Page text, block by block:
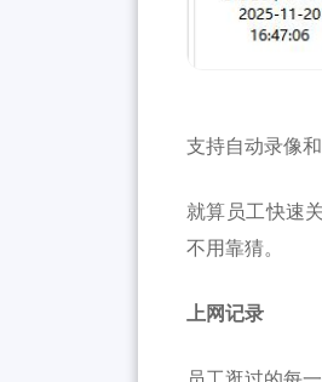
支持自动录像
就算员工快速
不用靠猜。
上网记录